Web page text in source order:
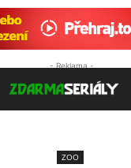
- Reklama -
ZOO